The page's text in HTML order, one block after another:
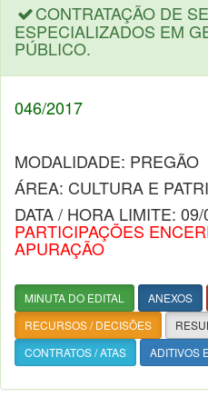
CONTRATAÇÃO DE
ESPECIALIZADOS EM
PÚBLICO.
046/2017
MODALIDADE: PREGÃO
ÁREA: CULTURA E
DATA / HORA LIMITE:
PARTICIPAÇÕES
APURAÇÃO
MINUTA DO EDITAL ANEXOS
RECURSOS / DECISÕES
CONTRATOS / ATAS
ADITIVOS